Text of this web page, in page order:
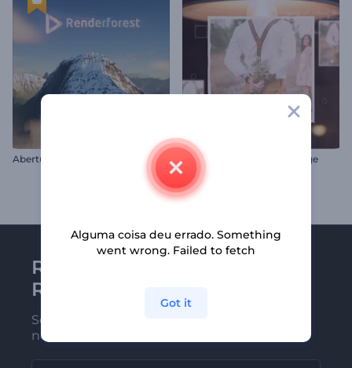
Abertura - Topo da Montanha Slideshow Clássico e Vintage
Receba a newsletter da
Renderforest
Seja um dos primeiros a receber
nossas últimas novidades e ofertas
Alguma coisa deu errado. Something
went wrong. Failed to fetch
Got it